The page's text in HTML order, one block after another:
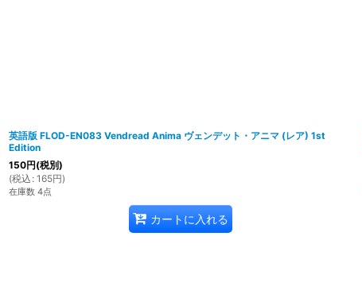
英語版 FLOD-EN083 Vendread Anima ヴェンデット・アニマ (レア) 1st
Edition
150円(税別)
(税込 : 165円)
在庫数 4点
カートに入れる